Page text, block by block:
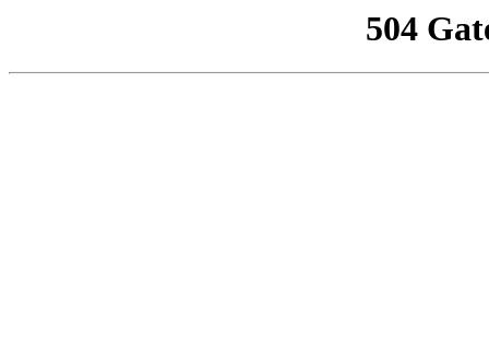
504